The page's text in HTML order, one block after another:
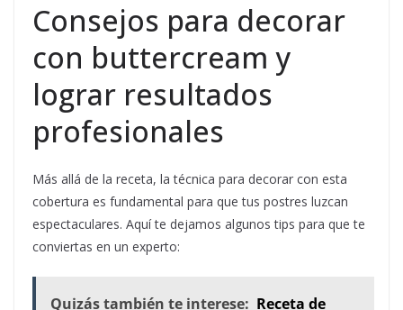
Consejos para decorar
con buttercream y
lograr resultados
profesionales
Más allá de la receta, la técnica para decorar con esta
cobertura es fundamental para que tus postres luzcan
espectaculares. Aquí te dejamos algunos tips para que te
conviertas en un experto:
Quizás también te interese: Receta de